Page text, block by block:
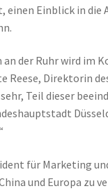
Einblick in die
an der Ruhr wird
Reese, Direktorin
Teil dieser
für Marketing
und Europa zu